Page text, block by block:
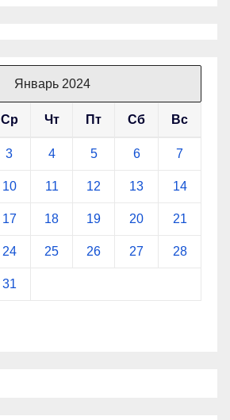
Январь 2024
Ср Чт Пт Сб Вс
3 4 5 6 7
10 11 12 13 14
17 18 19 20 21
24 25 26 27 28
31